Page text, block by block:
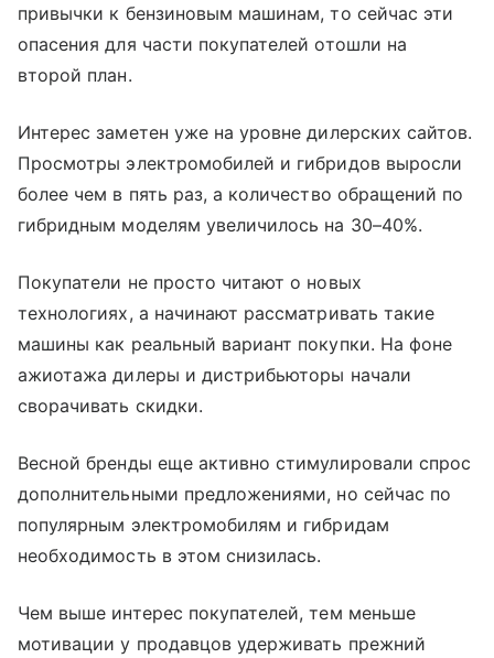
привычки к бензиновым машинам, то сейчас эти
опасения для части покупателей отошли на
второй план.
Интерес заметен уже на уровне дилерских сайтов.
Просмотры электромобилей и гибридов выросли
более чем в пять раз, а количество обращений по
гибридным моделям увеличилось на 30–40%.
Покупатели не просто читают о новых
технологиях, а начинают рассматривать такие
машины как реальный вариант покупки. На фоне
ажиотажа дилеры и дистрибьюторы начали
сворачивать скидки.
Весной бренды еще активно стимулировали спрос
дополнительными предложениями, но сейчас по
популярным электромобилям и гибридам
необходимость в этом снизилась.
Чем выше интерес покупателей, тем меньше
мотивации у продавцов удерживать прежний